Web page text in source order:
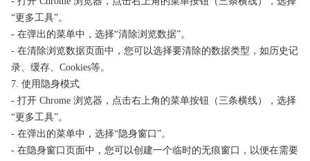
“更多工具”。
- 在弹出的菜单中，选择“清除浏览数据”。
- 在清除浏览数据页面中，您可以选择要清除的数据类型，如历史记
录、缓存、Cookies等。
7. 使用隐身模式
- 打开 Chrome 浏览器，点击右上角的菜单按钮（三条横线），选择
“更多工具”。
- 在弹出的菜单中，选择“隐身窗口”。
- 在隐身窗口页面中，您可以创建一个临时的无痕窗口，以便在需要